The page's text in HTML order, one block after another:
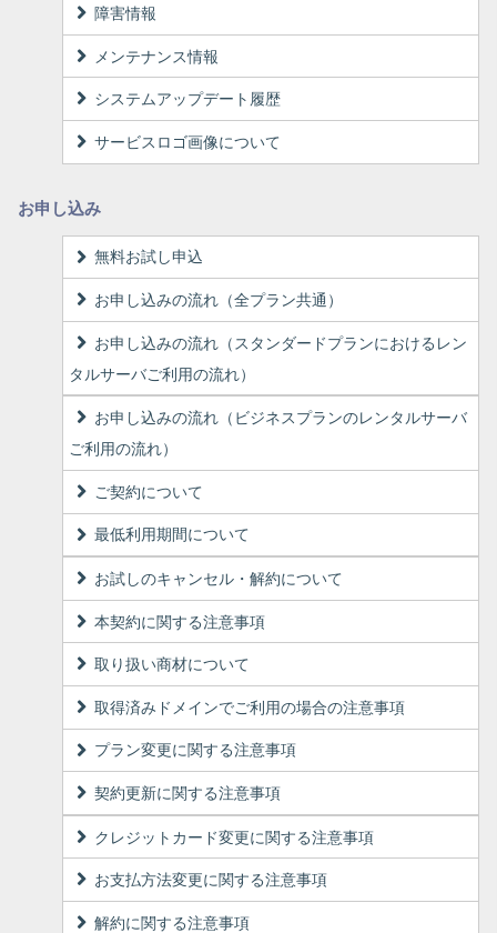
障害情報
メンテナンス情報
システムアップデート履歴
サービスロゴ画像について
お申し込み
無料お試し申込
お申し込みの流れ（全プラン共通）
お申し込みの流れ（スタンダードプランにおけるレン
タルサーバご利用の流れ）
お申し込みの流れ（ビジネスプランのレンタルサーバ
ご利用の流れ）
ご契約について
最低利用期間について
お試しのキャンセル・解約について
本契約に関する注意事項
取り扱い商材について
取得済みドメインでご利用の場合の注意事項
プラン変更に関する注意事項
契約更新に関する注意事項
クレジットカード変更に関する注意事項
お支払方法変更に関する注意事項
解約に関する注意事項